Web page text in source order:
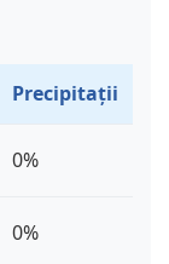
Precipitații
0%
0%